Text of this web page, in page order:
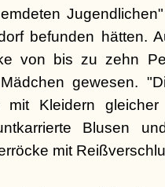
befunden hätten.
von bis zu zehn
gewesen.
Kleidern
Blusen
mit